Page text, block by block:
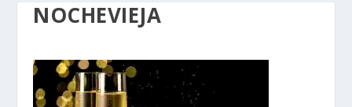
NOCHEVIEJA